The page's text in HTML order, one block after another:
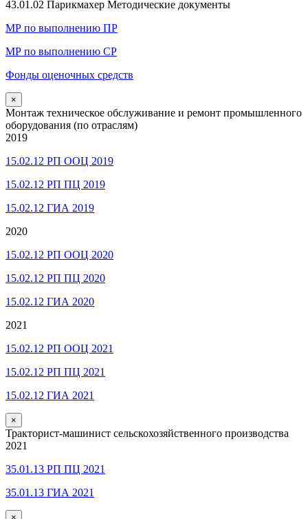
43.01.02 Парикмахер Методические документы
МР по выполнению ПР
МР по выполнению СР
Фонды оценочных средств
×
Монтаж техническое обслуживание и ремонт промышленного
оборудования (по отраслям)
2019
15.02.12 РП ООЦ 2019
15.02.12 РП ПЦ 2019
15.02.12 ГИА 2019
2020
15.02.12 РП ООЦ 2020
15.02.12 РП ПЦ 2020
15.02.12 ГИА 2020
2021
15.02.12 РП ООЦ 2021
15.02.12 РП ПЦ 2021
15.02.12 ГИА 2021
×
Тракторист-машинист сельскохозяйственного производства
2021
35.01.13 РП ПЦ 2021
35.01.13 ГИА 2021